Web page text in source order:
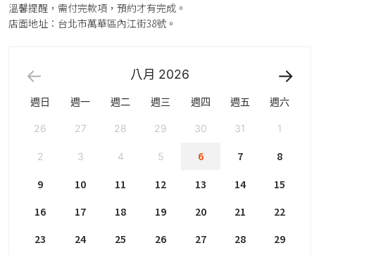
溫馨提醒，需付完款項，預約才有完成。
店面地址：台北市萬華區內江街38號。
八月 2026
週日 週一 週二 週三 週四 週五 週六
26 27 28 29 30 31 1
2 3 4 5 6 7
8
9
10 11 12 13 14
15
16
17 18 19 20 21
22
23
24 25 26 27 28
29